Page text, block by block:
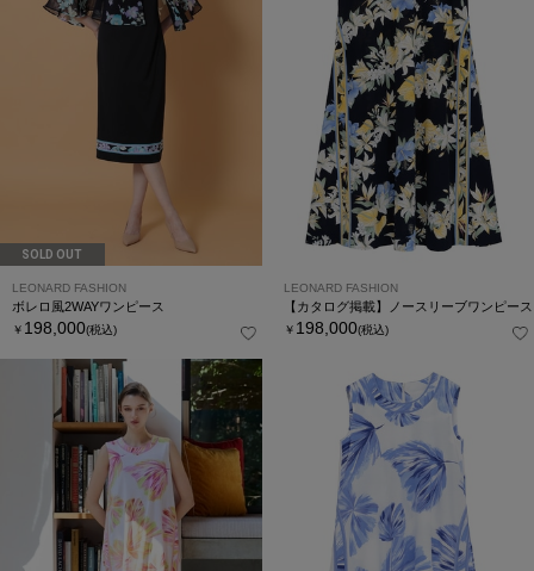
SOLD OUT
LEONARD FASHION
ボレロ風2WAYワンピース
￥ 198,000(税込)
LEONARD FASHION
【カタログ掲載】ノースリーブワンピース
￥ 198,000(税込)